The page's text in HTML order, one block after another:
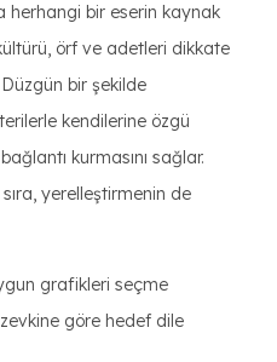
herhangi bir eserin kaynak
örf ve adetleri dikkate
bir şekilde
kendilerine özgü
kurmasını sağlar.
sıra, yerelleştirmenin de
grafikleri seçme
göre hedef dile